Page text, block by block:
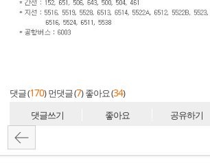
댓글 (170) 먼댓글 (7) 좋아요 (34)
댓글쓰기 좋아요 공유하기